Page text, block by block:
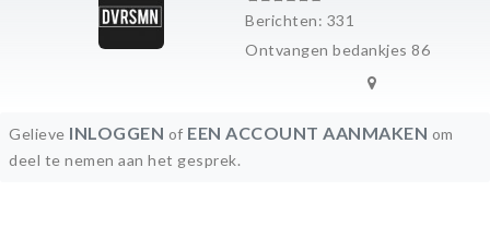
Berichten: 331
Ontvangen bedankjes 86
Gelieve INLOGGEN of EEN ACCOUNT AANMAKEN om
deel te nemen aan het gesprek.